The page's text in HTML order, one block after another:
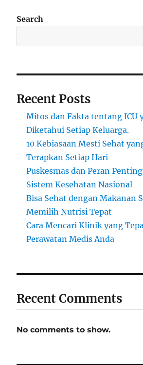
Search
Recent Posts
Mitos dan Fakta tentang ICU
Diketahui Setiap Keluarga.
10 Kebiasaan Mesti Sehat
Terapkan Setiap Hari
Puskesmas dan Peran
Sistem Kesehatan Nasional
Bisa Sehat dengan Makanan
Memilih Nutrisi Tepat
Cara Mencari Klinik yang
Perawatan Medis Anda
Recent Comments
No comments to show.